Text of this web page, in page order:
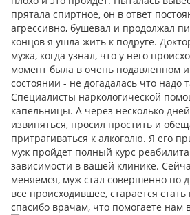
прятала спиртное, он в ответ
агрессивно, бушевал и продолжал
концов я ушла жить к подруге.
мужа, когда узнал, что у него
момент была в очень подавленном
состоянии - не догадалась что надо
Специалисты наркологической
капельницы. А через несколько
извиняться, просил простить и
притрагиваться к алкоголю. Я его
муж пройдет полный курс
зависимости в вашей клинике.
меняемся, муж стал совершенно по
все происходившее, старается
спасибо врачам, что помогаете нам